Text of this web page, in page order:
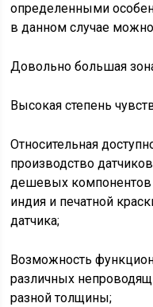
определенными
в данном случае
Довольно большая
Высокая степень
Относительная
производство
дешевых компонентов
индия и печатной
датчика;
Возможность
различных
разной толщины;